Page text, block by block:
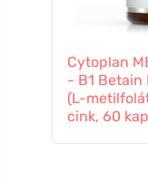
Cytoplan
- B1 Betain
(L-
cink, 60